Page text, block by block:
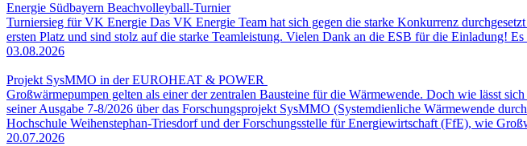
Energie Südbayern Beachvolleyball-Turnier
Turniersieg für VK Energie Das VK Energie Team hat sich gegen die starke Konkurrenz
ersten Platz und sind stolz auf die starke Teamleistung. Vielen Dank an die ESB für die Einladung!
03.08.2026
Projekt SysMMO in der EUROHEAT & POWER
Großwärmepumpen gelten als einer der zentralen Bausteine für die Wärmewende. Doch wie lässt
seiner Ausgabe 7-8/2026 über das Forschungsprojekt SysMMO (Systemdienliche Wärmewende
Hochschule Weihenstephan-Triesdorf und der Forschungsstelle für Energiewirtschaft (FfE), wie
20.07.2026